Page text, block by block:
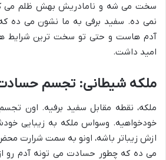
سخت می شه و نامادریش بهش ظلم می
نمی ده. سفید برفی به ما نشون می ده
آدم هاست و حتی تو سخت ترین شرایط
امید داشت.
ملکه شیطانی: تجسم
ملکه، نقطه مقابل سفید برفیه. اون
خودخواهیه. وسواس ملکه به زیبایی
ازش زیباتر باشه، اونو به سمت شرارت
می ده که چطور حسادت می تونه آدم رو